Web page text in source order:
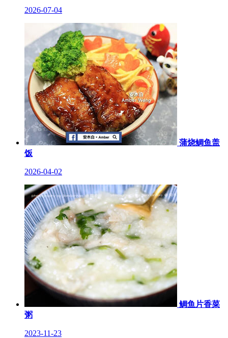
2026-07-04
蒲烧鲷鱼盖
饭
2026-04-02
鲷鱼片香菜
粥
2023-11-23